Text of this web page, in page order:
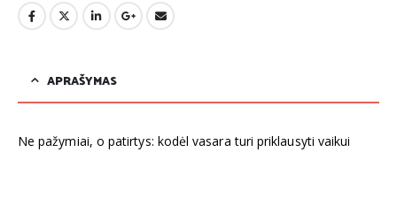
APRAŠYMAS
Ne pažymiai, o patirtys: kodėl vasara turi priklausyti vaikui